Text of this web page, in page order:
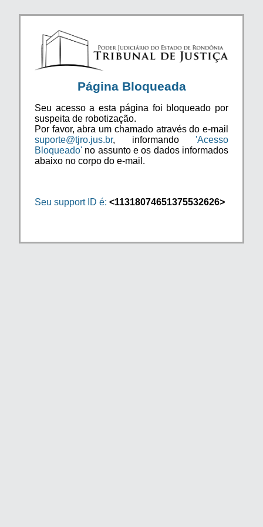
Página Bloqueada
Seu acesso a esta página foi bloqueado por
suspeita de robotização.
Por favor, abra um chamado através do e-mail
suporte@tjro.jus.br, informando 'Acesso
Bloqueado' no assunto e os dados informados
abaixo no corpo do e-mail.
Seu support ID é: <11318074651375532626>